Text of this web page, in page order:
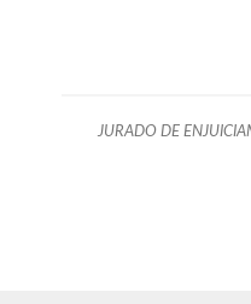
JURADO DE